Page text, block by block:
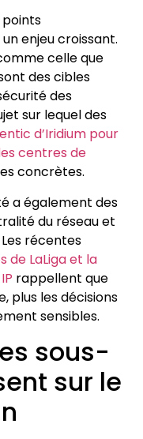
points
enjeu croissant.
celle que
des cibles
des
sur lequel des
d’Iridium pour
centres de
concrètes.
a également des
du réseau et
récentes
de LaLiga et la
rappellent que
plus les décisions
sensibles.
sous-
sur le